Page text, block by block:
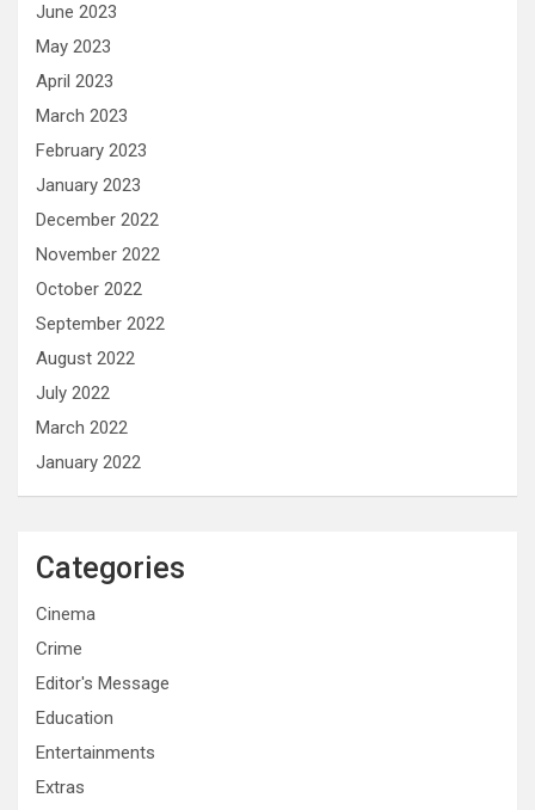
June 2023
May 2023
April 2023
March 2023
February 2023
January 2023
December 2022
November 2022
October 2022
September 2022
August 2022
July 2022
March 2022
January 2022
Categories
Cinema
Crime
Editor's Message
Education
Entertainments
Extras